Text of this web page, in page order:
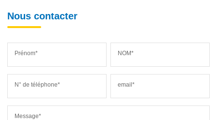
Nous contacter
Prénom* NOM*
N° de téléphone* email*
Message*